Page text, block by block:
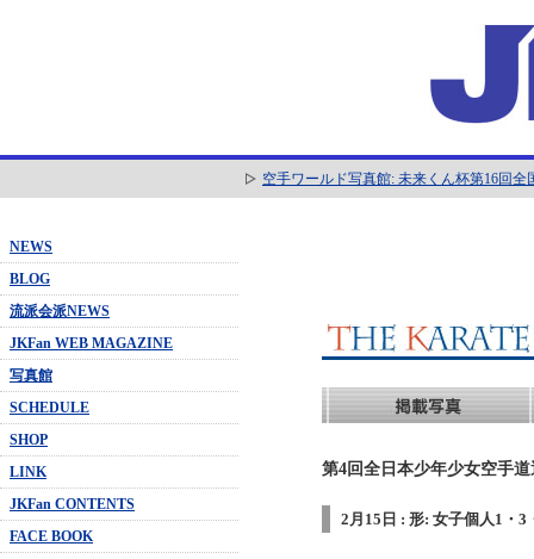
空手ワールド写真館: 未来くん杯第16回
NEWS
BLOG
流派会派NEWS
JKFan WEB MAGAZINE
写真館
SCHEDULE
SHOP
LINK
JKFan CONTENTS
FACE BOOK
第4回全日本少年少女空手
2月15日 : 形: 女子個人1・